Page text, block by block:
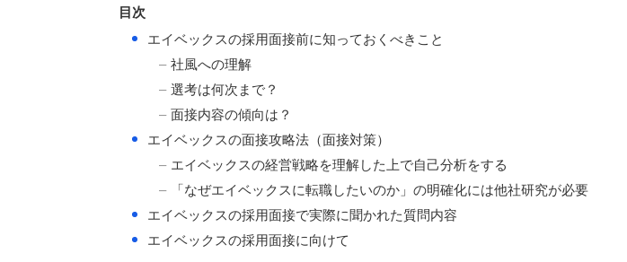
目次
● エイベックスの採用面接前に知っておくべきこと
社風への理解
選考は何次まで？
面接内容の傾向は？
● エイベックスの面接攻略法（面接対策）
エイベックスの経営戦略を理解した上で自己分析をする
「なぜエイベックスに転職したいのか」の明確化には他社研究が必要
● エイベックスの採用面接で実際に聞かれた質問内容
● エイベックスの採用面接に向けて